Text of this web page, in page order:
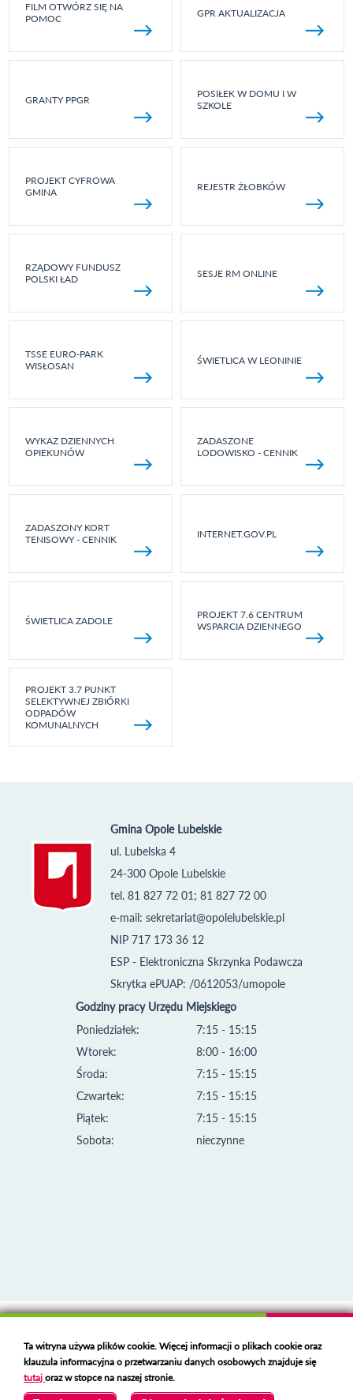
FILM OTWÓRZ SIĘ NA
POMOC
GPR AKTUALIZACJA
GRANTY PPGR
POSIŁEK W DOMU I W
SZKOLE
PROJEKT CYFROWA
GMINA
REJESTR ŻŁOBKÓW
RZĄDOWY FUNDUSZ
POLSKI ŁAD
SESJE RM ONLINE
TSSE EURO-PARK
WISŁOSAN
ŚWIETLICA W LEONINIE
WYKAZ DZIENNYCH
OPIEKUNÓW
ZADASZONE
LODOWISKO - CENNIK
ZADASZONY KORT
TENISOWY - CENNIK
INTERNET.GOV.PL
ŚWIETLICA ZADOLE
PROJEKT 7.6 CENTRUM
WSPARCIA DZIENNEGO
PROJEKT 3.7 PUNKT
SELEKTYWNEJ ZBIÓRKI
ODPADÓW
KOMUNALNYCH
Gmina Opole Lubelskie
ul. Lubelska 4
24-300 Opole Lubelskie
tel. 81 827 72 01; 81 827 72 00
e-mail: sekretariat@opolelubelskie.pl
NIP 717 173 36 12
ESP - Elektroniczna Skrzynka Podawcza
Skrytka ePUAP: /0612053/umopole
Godziny pracy Urzędu Miejskiego
Poniedziałek:
Wtorek:
Środa:
Czwartek:
Piątek:
Sobota:
7:15 - 15:15
8:00 - 16:00
7:15 - 15:15
7:15 - 15:15
7:15 - 15:15
nieczynne
Deklaracja dostępności
Polski serwer RBLhttps://polspam.pl/
Copyright 2023 Urząd Miejski w Opolu Lubelskim
Ta witryna używa plików cookie. Więcej informacji o plikach cookie oraz
klauzula informacyjna o przetwarzaniu danych osobowych znajduje się
tutajoraz w stopce na naszej stronie.